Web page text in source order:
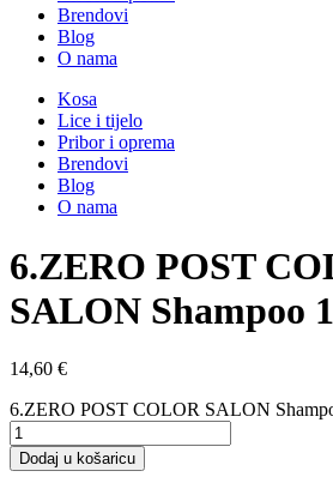
Brendovi
Blog
O nama
Kosa
Lice i tijelo
Pribor i oprema
Brendovi
Blog
O nama
6.ZERO POST
SALON Shampoo
14,60 €
6.ZERO POST COLOR SALON
Dodaj u košaricu